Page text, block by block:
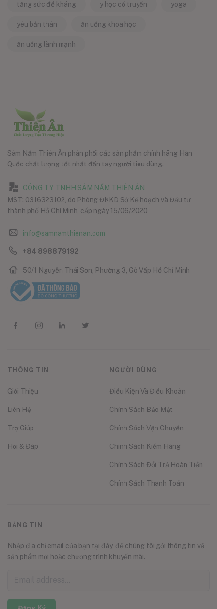
tăng sức đề kháng y học cổ truyền yoga
yêu bản thân ăn uống khoa học
ăn uống lành mạnh
Sâm Nấm Thiên Ân phân phối các sản phẩm chính hãng Hàn
Quốc chất lượng tốt nhất đến tay người tiêu dùng.
CÔNG TY TNHH SÂM NẤM THIÊN ÂN
MST: 0316323102, do Phòng ĐKKD Sở Kế hoạch và Đầu tư
thành phố Hồ Chí Minh, cấp ngày 15/06/2020
info@samnamthienan.com
+84 898879192
50/1 Nguyễn Thái Sơn, Phường 3, Gò Vấp Hồ Chí Minh
THÔNG TIN
Giới Thiệu
Liên Hệ
Trợ Giúp
Hỏi & Đáp
NGƯỜI DÙNG
Điều Kiện Và Điều Khoản
Chính Sách Bảo Mật
Chính Sách Vận Chuyển
Chính Sách Kiểm Hàng
Chính Sách Đổi Trả Hoàn Tiền
Chính Sách Thanh Toán
BẢNG TIN
Nhập địa chỉ email của bạn tại đây, để chúng tôi gởi thông tin về
sản phẩm mới hoặc chương trình khuyến mãi.